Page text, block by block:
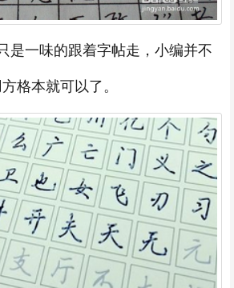
是一味的跟着字帖走，小编并不
格本就可以了。